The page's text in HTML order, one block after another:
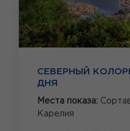
СЕВЕРНЫЙ
ДНЯ
Места показа:
Карелия